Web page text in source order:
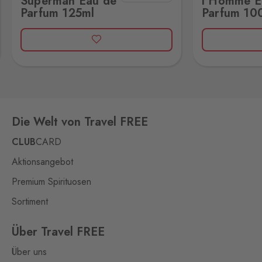
Mikulov
Drasenhofen
28. října 1841/1b, Mikulov,
9 Stk.
Petrovice 578, Petrovice,
Potůčky
Johanngeorgenstadt
Potůčky 155, Potůčky,
362 35
Rozvadov 2
Střeble 21, Rozvadov,
Parfum 125ml Parfum
Die Welt von Travel FREE
CLUBCARD
Aktionsangebot
Premium Spirituosen
Sortiment
Über Travel FREE
Über uns